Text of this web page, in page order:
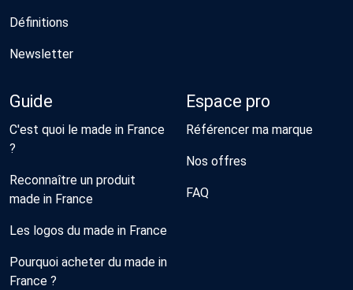
Définitions
Newsletter
Guide
C'est quoi le made in France
?
Reconnaître un produit
made in France
Les logos du made in France
Pourquoi acheter du made in
France ?
Espace pro
Référencer ma marque
Nos offres
FAQ